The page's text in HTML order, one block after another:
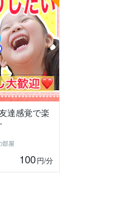
達感覚で楽
部屋
100円/分